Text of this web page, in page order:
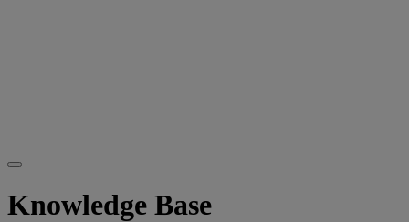
Knowledge Base